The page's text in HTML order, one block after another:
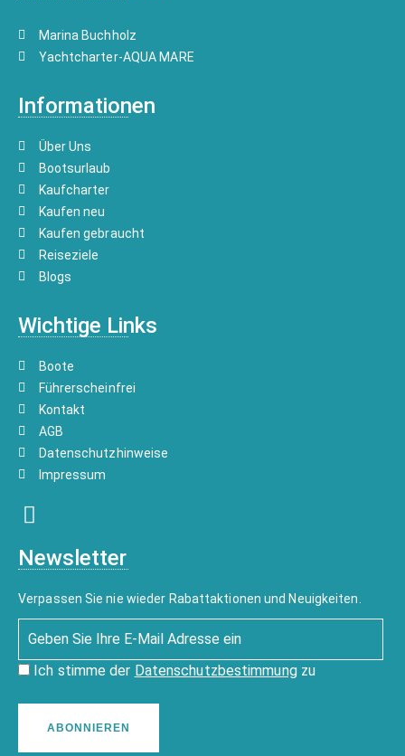
Marina Buchholz
Yachtcharter-AQUA MARE
Informationen
Über Uns
Bootsurlaub
Kaufcharter
Kaufen neu
Kaufen gebraucht
Reiseziele
Blogs
Wichtige Links
Boote
Führerscheinfrei
Kontakt
AGB
Datenschutzhinweise
Impressum
Newsletter
Verpassen Sie nie wieder Rabattaktionen und Neuigkeiten.
Ich stimme der Datenschutzbestimmungzu
ABONNIEREN